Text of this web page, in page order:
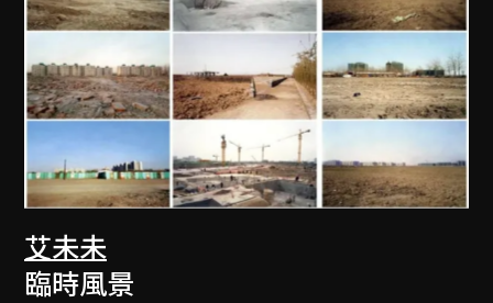
艾未未
臨時風景